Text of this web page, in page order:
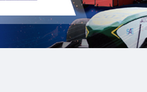
참가팀 엔트리